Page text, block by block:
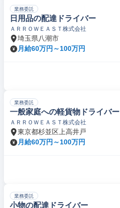
業務委託
日用品の配達ドライバー
ＡＲＲＯＷＥＡＳＴ株式会社
埼玉県八潮市
月給60万円～100万円
業務委託
一般家庭への軽貨物ドライバー
ＡＲＲＯＷＥＡＳＴ株式会社
東京都杉並区上高井戸
月給60万円～100万円
業務委託
小物の配達ドライバー